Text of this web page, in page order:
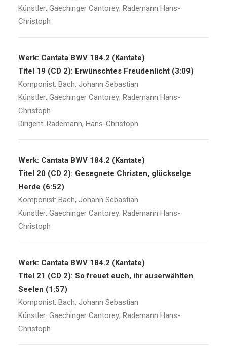
Künstler: Gaechinger Cantorey; Rademann Hans-
Christoph
Werk: Cantata BWV 184.2 (Kantate)
Titel 19 (CD 2): Erwünschtes Freudenlicht (3:09)
Komponist: Bach, Johann Sebastian
Künstler: Gaechinger Cantorey; Rademann Hans-
Christoph
Dirigent: Rademann, Hans-Christoph
Werk: Cantata BWV 184.2 (Kantate)
Titel 20 (CD 2): Gesegnete Christen, glückselge
Herde (6:52)
Komponist: Bach, Johann Sebastian
Künstler: Gaechinger Cantorey; Rademann Hans-
Christoph
Werk: Cantata BWV 184.2 (Kantate)
Titel 21 (CD 2): So freuet euch, ihr auserwählten
Seelen (1:57)
Komponist: Bach, Johann Sebastian
Künstler: Gaechinger Cantorey; Rademann Hans-
Christoph